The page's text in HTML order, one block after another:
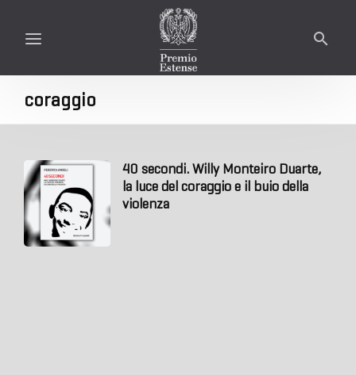
coraggio
40 secondi. Willy Monteiro Duarte,
la luce del coraggio e il buio della
violenza